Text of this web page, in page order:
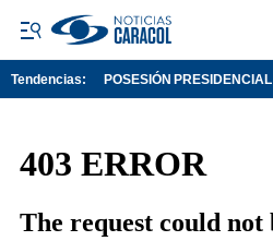
Tendencias: POSESIÓN PRESIDENCIAL